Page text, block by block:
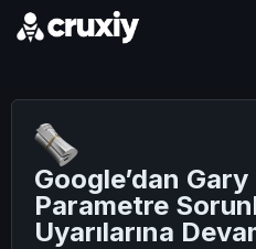
Google’dan
Parametre
Uyarılarına